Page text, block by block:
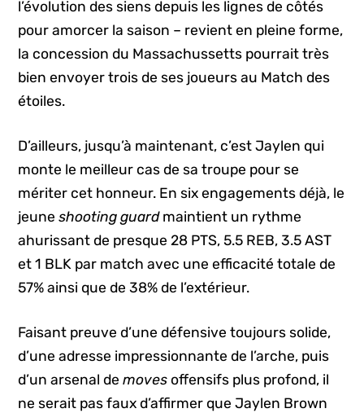
l’évolution des siens depuis les lignes de côtés
pour amorcer la saison – revient en pleine forme,
la concession du Massachussetts pourrait très
bien envoyer trois de ses joueurs au Match des
étoiles.
D’ailleurs, jusqu’à maintenant, c’est Jaylen qui
monte le meilleur cas de sa troupe pour se
mériter cet honneur. En six engagements déjà, le
jeuneshooting guard maintient un rythme
ahurissant de presque 28 PTS, 5.5 REB, 3.5 AST
et 1 BLK par match avec une efficacité totale de
57% ainsi que de 38% de l’extérieur.
Faisant preuve d’une défensive toujours solide,
d’une adresse impressionnante de l’arche, puis
d’un arsenal demoves offensifs plus profond, il
ne serait pas faux d’affirmer que Jaylen Brown